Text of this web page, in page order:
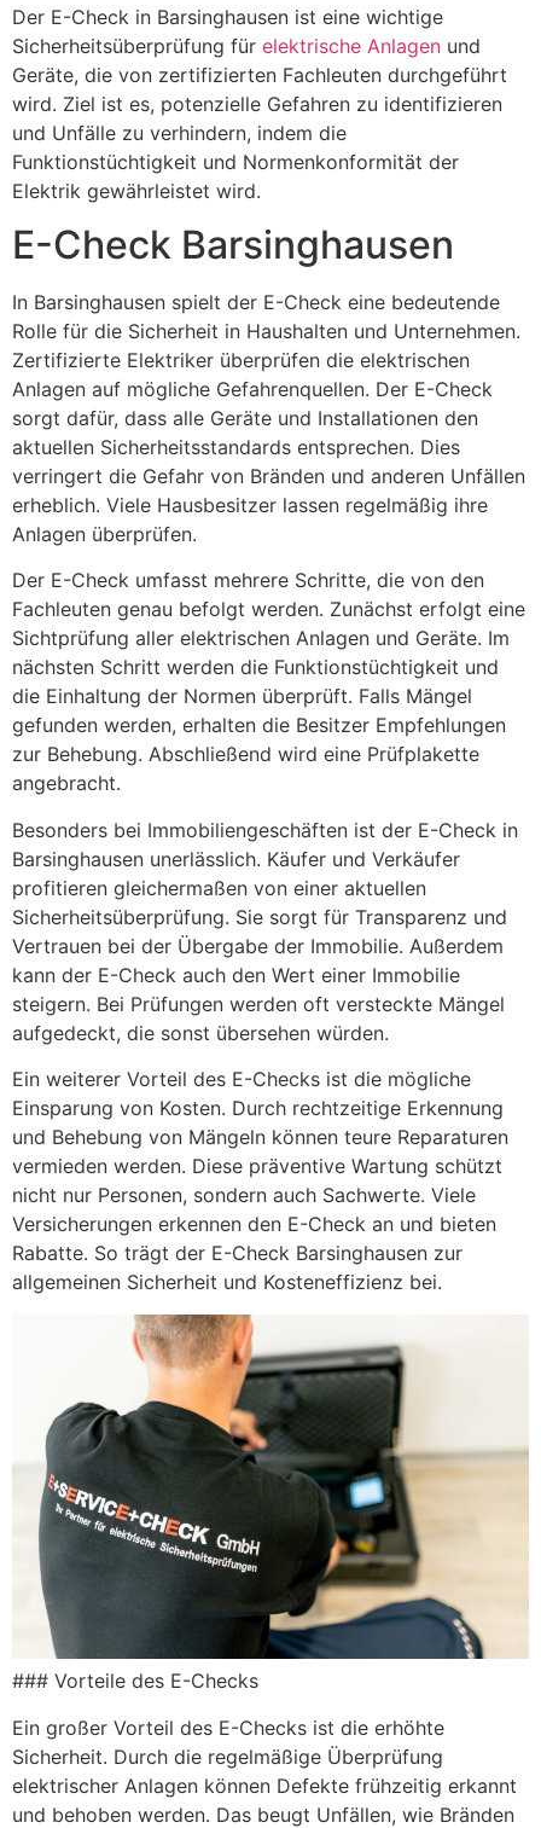
Der E-Check in Barsinghausen ist eine wichtige
Sicherheitsüberprüfung für elektrische Anlagen und
Geräte, die von zertifizierten Fachleuten durchgeführt
wird. Ziel ist es, potenzielle Gefahren zu identifizieren
und Unfälle zu verhindern, indem die
Funktionstüchtigkeit und Normenkonformität der
Elektrik gewährleistet wird.
E-Check Barsinghausen
In Barsinghausen spielt der E-Check eine bedeutende
Rolle für die Sicherheit in Haushalten und Unternehmen.
Zertifizierte Elektriker überprüfen die elektrischen
Anlagen auf mögliche Gefahrenquellen. Der E-Check
sorgt dafür, dass alle Geräte und Installationen den
aktuellen Sicherheitsstandards entsprechen. Dies
verringert die Gefahr von Bränden und anderen Unfällen
erheblich. Viele Hausbesitzer lassen regelmäßig ihre
Anlagen überprüfen.
Der E-Check umfasst mehrere Schritte, die von den
Fachleuten genau befolgt werden. Zunächst erfolgt eine
Sichtprüfung aller elektrischen Anlagen und Geräte. Im
nächsten Schritt werden die Funktionstüchtigkeit und
die Einhaltung der Normen überprüft. Falls Mängel
gefunden werden, erhalten die Besitzer Empfehlungen
zur Behebung. Abschließend wird eine Prüfplakette
angebracht.
Besonders bei Immobiliengeschäften ist der E-Check in
Barsinghausen unerlässlich. Käufer und Verkäufer
profitieren gleichermaßen von einer aktuellen
Sicherheitsüberprüfung. Sie sorgt für Transparenz und
Vertrauen bei der Übergabe der Immobilie. Außerdem
kann der E-Check auch den Wert einer Immobilie
steigern. Bei Prüfungen werden oft versteckte Mängel
aufgedeckt, die sonst übersehen würden.
Ein weiterer Vorteil des E-Checks ist die mögliche
Einsparung von Kosten. Durch rechtzeitige Erkennung
und Behebung von Mängeln können teure Reparaturen
vermieden werden. Diese präventive Wartung schützt
nicht nur Personen, sondern auch Sachwerte. Viele
Versicherungen erkennen den E-Check an und bieten
Rabatte. So trägt der E-Check Barsinghausen zur
allgemeinen Sicherheit und Kosteneffizienz bei.
### Vorteile des E-Checks
Ein großer Vorteil des E-Checks ist die erhöhte
Sicherheit. Durch die regelmäßige Überprüfung
elektrischer Anlagen können Defekte frühzeitig erkannt
und behoben werden. Das beugt Unfällen, wie Bränden